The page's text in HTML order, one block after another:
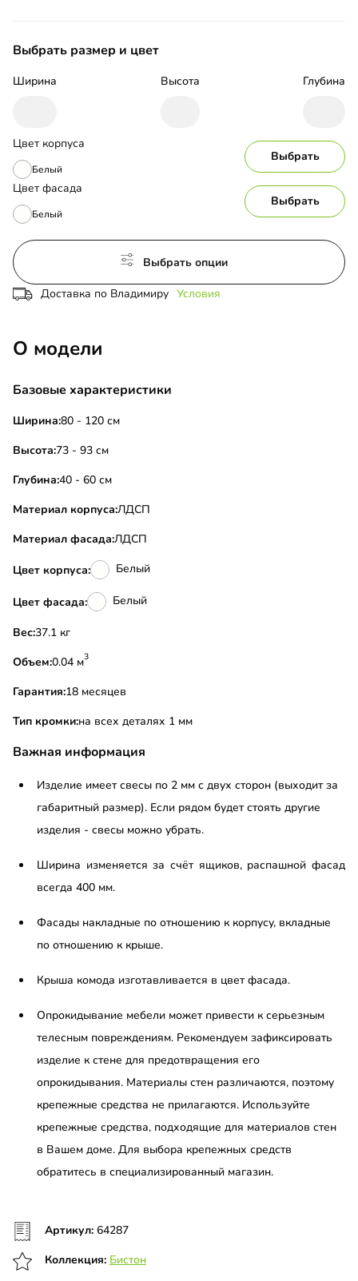
Выбрать размер и цвет
Ширина Высота Глубина
Цвет корпуса
Белый
Выбрать
Цвет фасада
Белый
Выбрать
Выбрать опции
Доставка по Владимиру Условия
О модели
Базовые характеристики
Ширина:80 - 120 см
Высота:73 - 93 см
Глубина:40 - 60 см
Материал корпуса:ЛДСП
Материал фасада:ЛДСП
Цвет корпуса: Белый
Цвет фасада: Белый
Вес:
37.1 кг
Объем:
0.04 м3
Гарантия:18 месяцев
Тип кромки:на всех деталях 1 мм
Важная информация
Изделие имеет свесы по 2 мм с двух сторон (выходит за
габаритный размер). Если рядом будет стоять другие
изделия - свесы можно убрать.
Ширина изменяется за счёт ящиков, распашной фасад
всегда 400 мм.
Фасады накладные по отношению к корпусу, вкладные
по отношению к крыше.
Крыша комода изготавливается в цвет фасада.
Опрокидывание мебели может привести к серьезным
телесным повреждениям. Рекомендуем зафиксировать
изделие к стене для предотвращения его
опрокидывания. Материалы стен различаются, поэтому
крепежные средства не прилагаются. Используйте
крепежные средства, подходящие для материалов стен
в Вашем доме. Для выбора крепежных средств
обратитесь в специализированный магазин.
Артикул: 64287
Коллекция: Бистон